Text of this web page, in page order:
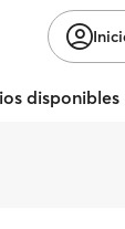
disponibles